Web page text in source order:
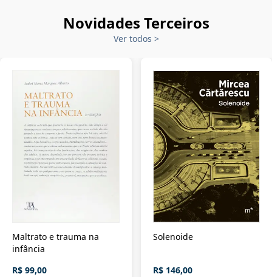
Novidades Terceiros
Ver todos >
Maltrato e trauma na
infância
R$ 99,00
Solenoide
R$ 146,00